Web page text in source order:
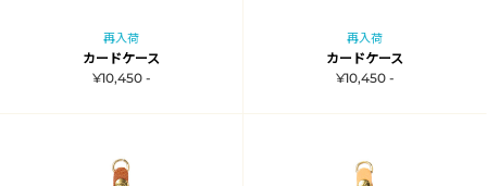
再入荷
カードケース
¥10,450 -
再入荷
カードケース
¥10,450 -